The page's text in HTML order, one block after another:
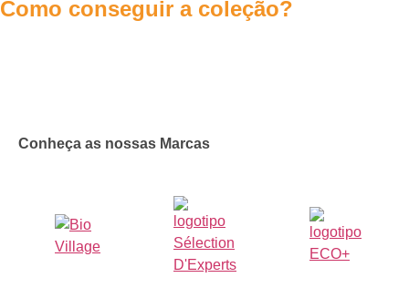
Como conseguir a coleção?
Conheça as nossas Marcas